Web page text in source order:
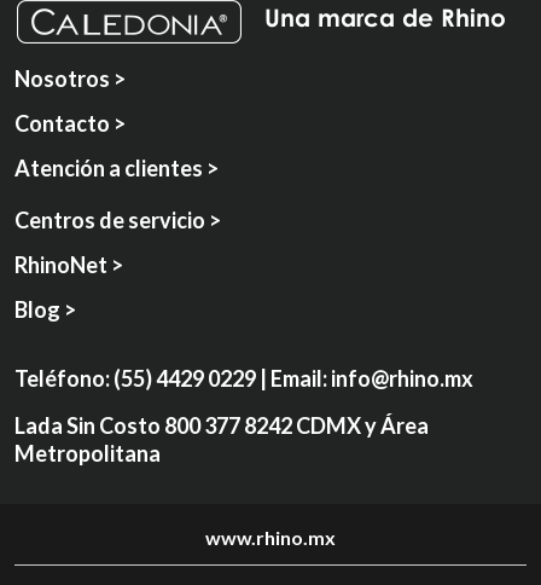
Una marca de Rhino
Nosotros >
Contacto >
Atención a clientes >
Centros de servicio >
RhinoNet >
Blog >
Teléfono:(55) 4429 0229 | Email:info@rhino.mx
Lada Sin Costo 800 377 8242CDMX y Área
Metropolitana
www.rhino.mx